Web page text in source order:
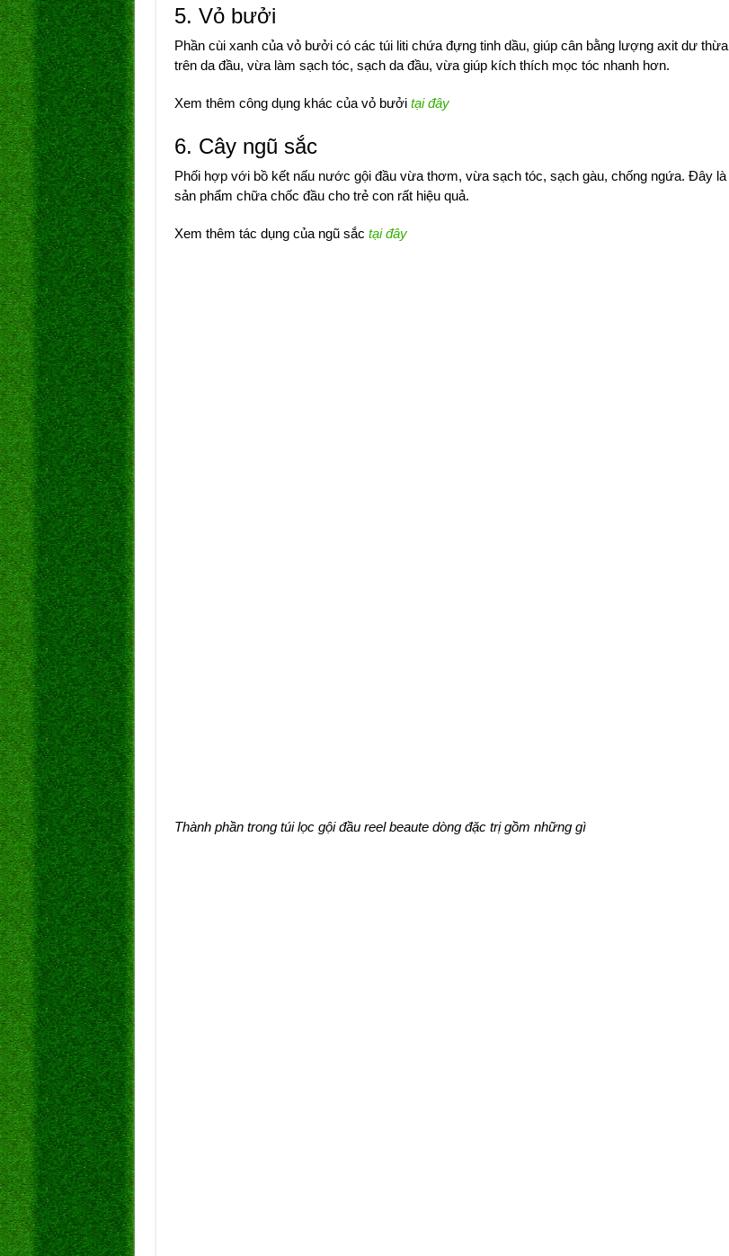
5. Vỏ bưởi
Phần cùi xanh của vỏ bưởi có các túi liti chứa đựng tinh dầu, giúp cân bằng lượng axit dư thừa
trên da đầu, vừa làm sạch tóc, sạch da đầu, vừa giúp kích thích mọc tóc nhanh hơn.
Xem thêm công dụng khác của vỏ bưởi tại đây
6. Cây ngũ sắc
Phối hợp với bồ kết nấu nước gội đầu vừa thơm, vừa sạch tóc, sạch gàu, chống ngứa. Đây là
sản phẩm chữa chốc đầu cho trẻ con rất hiệu quả.
Xem thêm tác dụng của ngũ sắc tại đây
Thành phần trong túi lọc gội đầu reel beaute dòng đặc trị gồm những gì